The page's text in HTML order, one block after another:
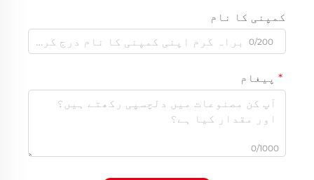
کمپنی کا نام
0/200
پیغام
0/1000